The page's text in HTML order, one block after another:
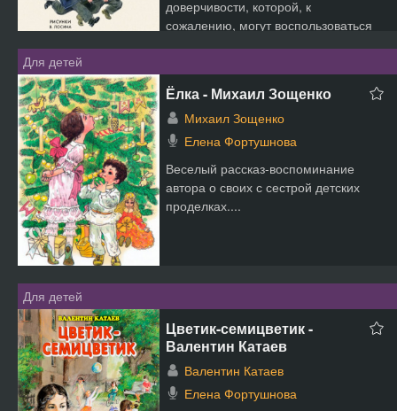
доверчивости, которой, к
сожалению, могут воспользоваться
Для детей
Ёлка - Михаил Зощенко
Михаил Зощенко
Елена Фортушнова
Веселый рассказ-воспоминание
автора о своих с сестрой детских
проделках....
Для детей
Цветик-семицветик -
Валентин Катаев
Валентин Катаев
Елена Фортушнова